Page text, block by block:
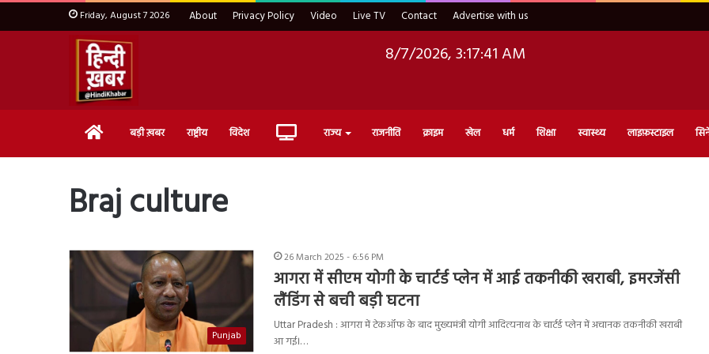
Friday, August 7 2026 About Privacy Policy Video Live TV Contact Advertise with us
8/7/2026, 3:17:41 AM
Home बड़ी ख़बर राष्ट्रीय विदेश Live राज्य राजनीति क्राइम खेल धर्म शिक्षा स्वास्थ्य लाइफ़स्टाइल
Braj culture
Punjab
26 March 2025 - 6:56 PM
आगरा में सीएम योगी के चार्टर्ड प्लेन में आई तकनीकी खराबी, इमरजेंसी
लैंडिंग से बची बड़ी घटना
Uttar Pradesh : आगरा में टेकऑफ के बाद मुख्यमंत्री योगी आदित्यनाथ के चार्टर्ड प्लेन में अचानक तकनीकी खराबी
आ गई।…